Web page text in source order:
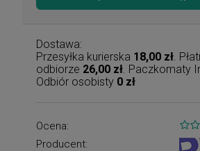
Dostawa:
Przesyłka kurierska 18,00 zł .
odbiorze 26,00 zł . Paczkomaty
Odbiór osobisty 0 zł
Ocena:
Producent: